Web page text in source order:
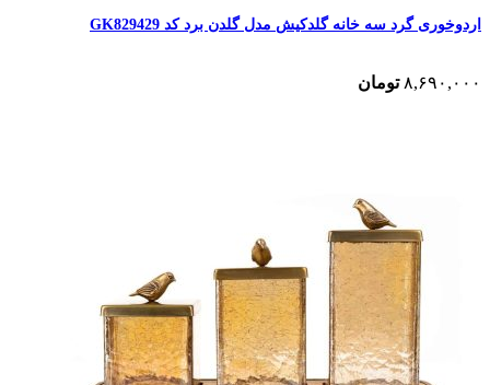
اردوخوری گرد سه خانه گلدکیش مدل گلدن برد کد GK829429
۸,۶۹۰,۰۰۰ تومان